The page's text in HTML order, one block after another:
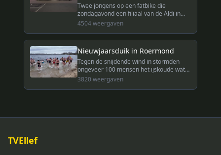
Twee jongens op een fatbike die
zondagavond een filiaal van de Aldi in
Roermond hadden overvallen, verloren
een gedeelte van de buit op een rotonde.
4504weergaven
Nieuwjaarsduik in Roermond
Tegen de snijdende wind in stormden
ongeveer 100 mensen het ijskoude water
van De Weerd in voor de traditionele
nieuwjaarsduik in Roermond.
3820 weergaven
TVEllef